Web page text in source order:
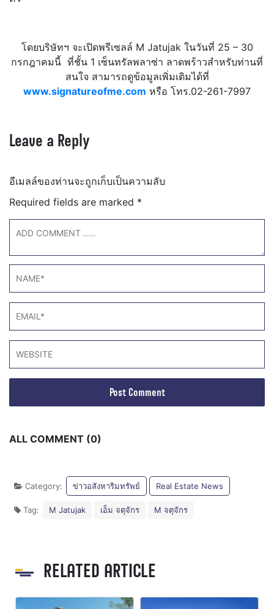
โดยบริษัทฯ จะเปิดพรีเซลล์ M Jatujak ในวันที่ 25 – 30
กรกฎาคมนี้ ที่ชั้น 1 เซ็นทรัลพลาซ่า ลาดพร้าวสำหรับท่านที่
สนใจ สามารถดูข้อมูลเพิ่มเติมได้ที่
www.signatureofme.com หรือ โทร.02-261-7997
Leave a Reply
อีเมลล์ของท่านจะถูกเก็บเป็นความลับ
Required fields are marked *
ALL COMMENT (0)
Category: ข่าวอสังหาริมทรัพย์ Real Estate News
Tag: M Jatujak เอ็ม จตุจักร M จตุจักร
RELATED ARTICLE